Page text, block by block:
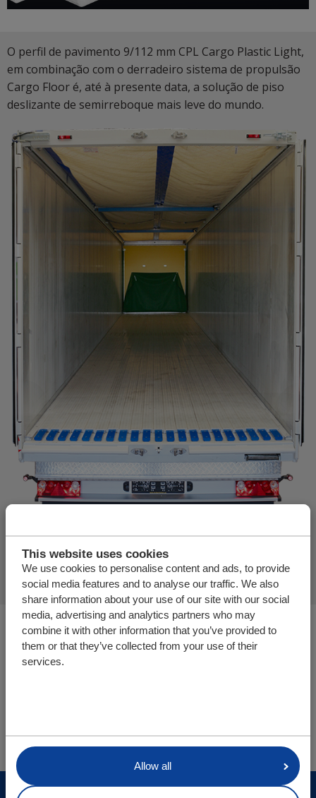
This website uses cookies
We use cookies to personalise content and ads, to provide
social media features and to analyse our traffic. We also
share information about your use of our site with our social
media, advertising and analytics partners who may
combine it with other information that you’ve provided to
them or that they’ve collected from your use of their
services.
Allow all
O perfil de pavimento 9/112 mm CPL Cargo Plastic Light,
em combinação com o derradeiro sistema de propulsão
Cargo Floor é, até à presente data, a solução de piso
deslizante de semirreboque mais leve do mundo.
Atenção: este piso móvel deslizante não pode ser pisado
por uma empilhadora!
Peças/webshop
N.º artigo85.2185
Perfis
Perfis plástico
© Cargo Floor B.V. Byte 14, 7741 MK Coevorden, The